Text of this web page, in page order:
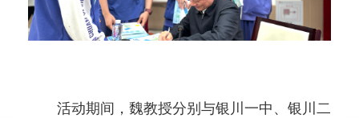
活动期间，魏教授分别与银川一中、银川二